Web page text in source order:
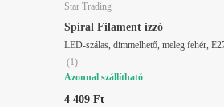
Star Trading
Spiral Filament izzó
LED-szálas, dimmelhető, meleg fehér,
(1)
Azonnal szállítható
4 409 Ft